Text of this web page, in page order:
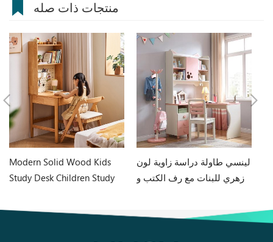
منتجات ذات صله
Modern Solid Wood Kids
Study Desk Children Study
LH359V2-B
لينسي طاولة دراسة زاوية لون
زهري للبنات مع رف الكتب و